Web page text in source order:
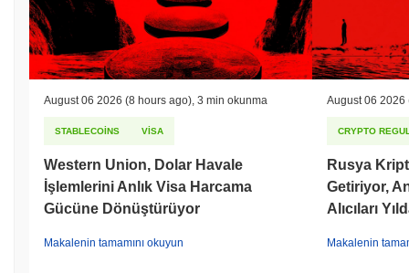
August 06 2026 (8 hours ago) 3 min okunma
STABLECOINS VISA
Western Union, Dolar Havale
İşlemlerini Anlık Visa Harcama
Gücüne Dönüştürüyor
Makalenin tamamını okuyun
August 06 2026
CRYPTO
Rusya
Getiriyor,
Alıcıları
Makalenin